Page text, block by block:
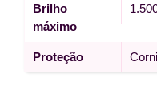
Brilho
máximo
Proteção